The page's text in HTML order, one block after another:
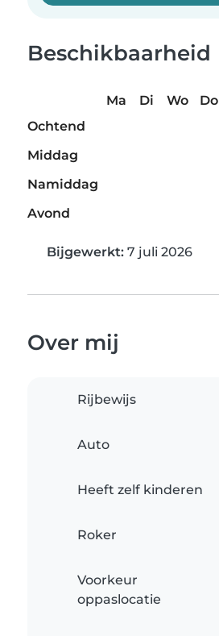
Beschikbaarheid
Ma Di Wo Do
Ochtend
Middag
Namiddag
Avond
Bijgewerkt: 7 juli 2026
Over mij
Rijbewijs
Auto
Heeft zelf kinderen
Roker
Voorkeur
oppaslocatie